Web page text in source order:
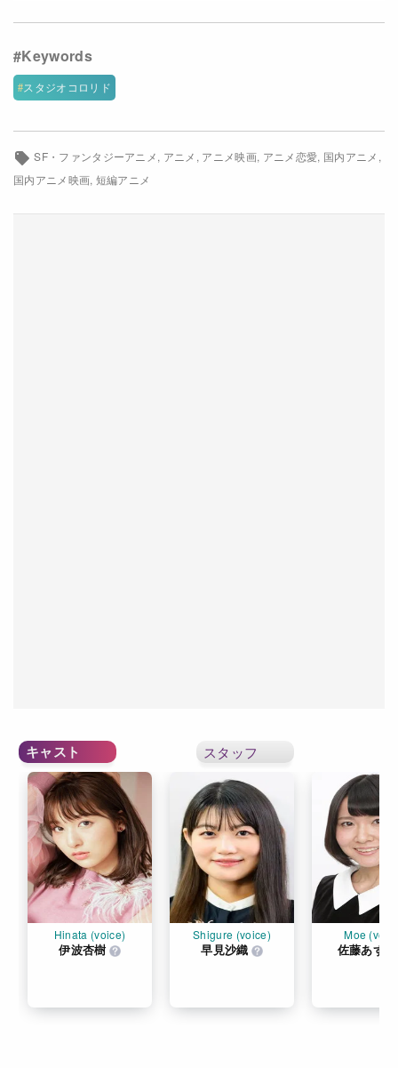
アニメーション製作
スタジオコロリド
SF・ファンタジーアニメ アニメ アニメ映画 アニメ恋愛 国内アニメ
国内アニメ映画 短編アニメ
スタッフ
キャスト
Hinata (voice)
伊波杏樹
Shigure (voice)
早見沙織
Moe
佐藤あずさ